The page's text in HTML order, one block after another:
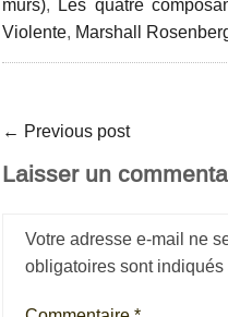
murs),
Les quatre
Violente, Marshall
← Previous post
Laisser un
Votre adresse e-mail ne
obligatoires sont